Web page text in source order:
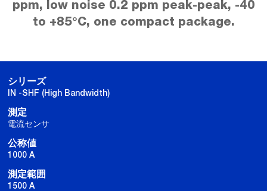
ppm, low noise 0.2 ppm peak-peak, -40
to +85°C, one compact package.
シリーズ
IN -SHF (High Bandwidth)
測定
電流センサ
公称値
1000 A
測定範囲
1500 A